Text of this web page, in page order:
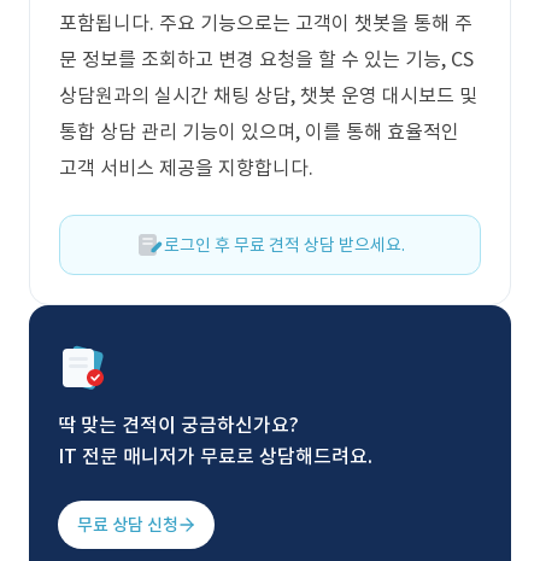
포함됩니다. 주요 기능으로는 고객이 챗봇을 통해 주
문 정보를 조회하고 변경 요청을 할 수 있는 기능, CS
상담원과의 실시간 채팅 상담, 챗봇 운영 대시보드 및
통합 상담 관리 기능이 있으며, 이를 통해 효율적인
고객 서비스 제공을 지향합니다.
로그인 후 무료 견적 상담 받으세요.
딱 맞는 견적이 궁금하신가요?
IT 전문 매니저가 무료로 상담해드려요.
무료 상담 신청